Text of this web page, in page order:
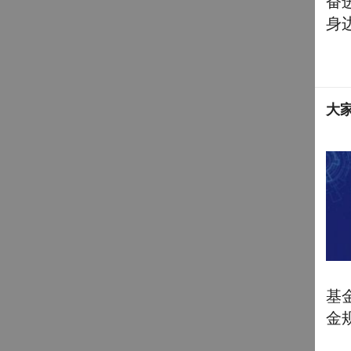
身
大
基
金